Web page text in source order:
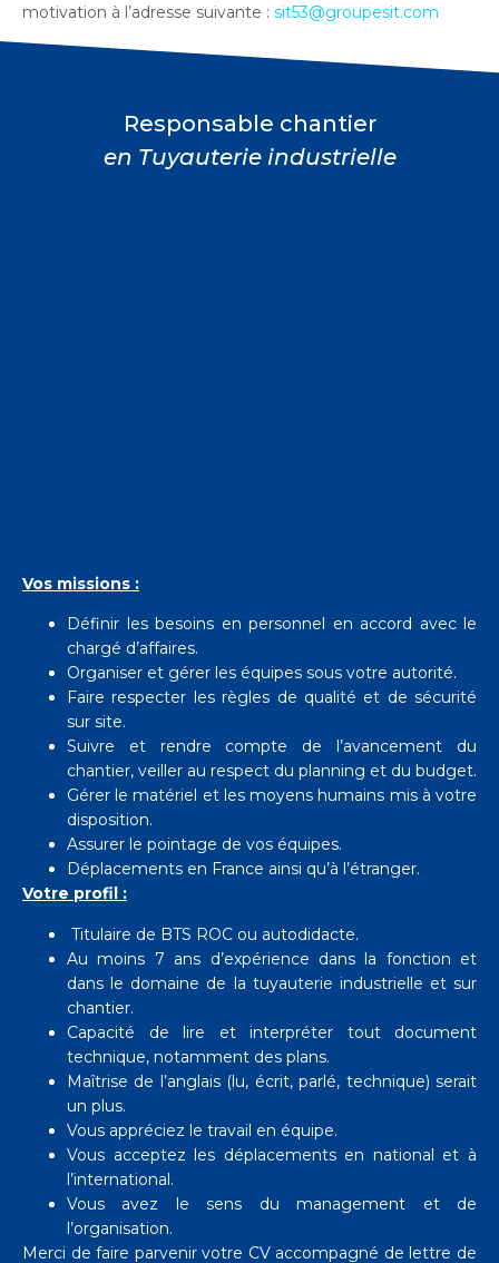
motivation à l’adresse suivante : sit53@groupesit.com
Responsable chantier
en Tuyauterie industrielle
Vos missions :
Définir les besoins en personnel en accord avec le
chargé d’affaires.
Organiser et gérer les équipes sous votre autorité.
Faire respecter les règles de qualité et de sécurité
sur site.
Suivre et rendre compte de l’avancement du
chantier, veiller au respect du planning et du budget.
Gérer le matériel et les moyens humains mis à votre
disposition.
Assurer le pointage de vos équipes.
Déplacements en France ainsi qu’à l’étranger.
Votre profil :
Titulaire de BTS ROC ou autodidacte.
Au moins 7 ans d’expérience dans la fonction et
dans le domaine de la tuyauterie industrielle et sur
chantier.
Capacité de lire et interpréter tout document
technique, notamment des plans.
Maîtrise de l’anglais (lu, écrit, parlé, technique) serait
un plus.
Vous appréciez le travail en équipe.
Vous acceptez les déplacements en national et à
l’international.
Vous avez le sens du management et de
l’organisation.
Merci de faire parvenir votre CV accompagné de lettre de